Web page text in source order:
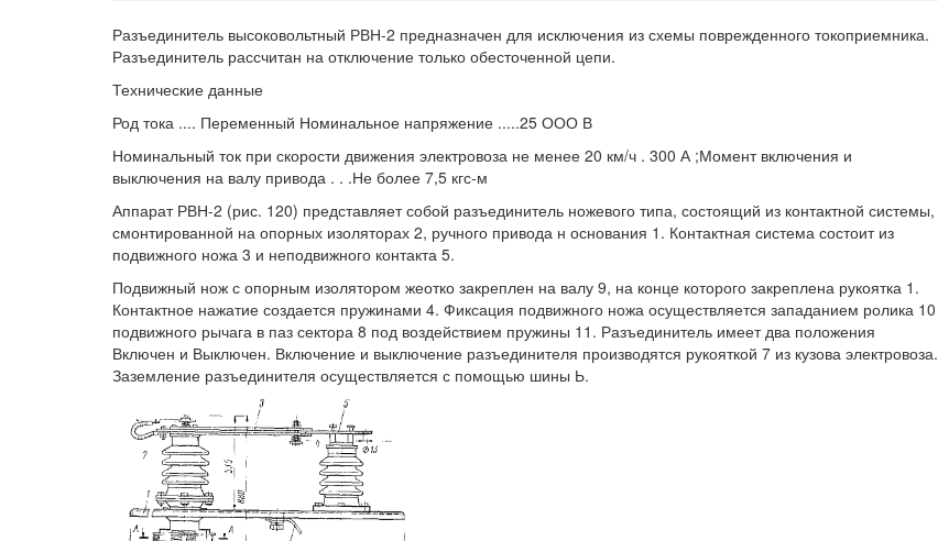
Разъединитель высоковольтный РВН-2 предназначен для исключения из схемы поврежденного токоприемника.
Разъединитель рассчитан на отключение только обесточенной цепи.
Технические данные
Род тока .... Переменный Номинальное напряжение .....25 ООО В
Номинальный ток при скорости движения электровоза не менее 20 км/ч . 300 А ;Момент включения и
выключения на валу привода . . .Не более 7,5 кгс-м
Аппарат РВН-2 (рис. 120) представляет собой разъединитель ножевого типа, состоящий из контактной системы,
смонтированной на опорных изоляторах 2, ручного привода н основания 1. Контактная система состоит из
подвижного ножа 3 и неподвижного контакта 5.
Подвижный нож с опорным изолятором жеотко закреплен на валу 9, на конце которого закреплена рукоятка 1.
Контактное нажатие создается пружинами 4. Фиксация подвижного ножа осуществляется западанием ролика 10
подвижного рычага в паз сектора 8 под воздействием пружины 11. Разъединитель имеет два положения
Включен и Выключен. Включение и выключение разъединителя производятся рукояткой 7 из кузова электровоза.
Заземление разъединителя осуществляется с помощью шины Ь.